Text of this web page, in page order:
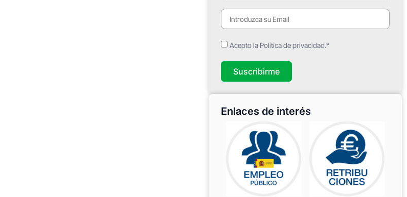
Acepto la Política de privacidad.*
Suscribirme
Enlaces de interés